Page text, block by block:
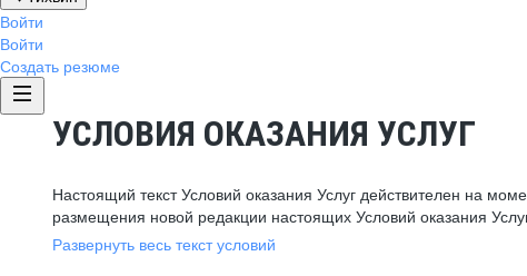
Войти
Войти
Создать резюме
УСЛОВИЯ ОКАЗАНИЯ УСЛУГ
Настоящий текст Условий оказания Услуг действителен на
размещения новой редакции настоящих Условий оказания
Развернуть весь текст условий